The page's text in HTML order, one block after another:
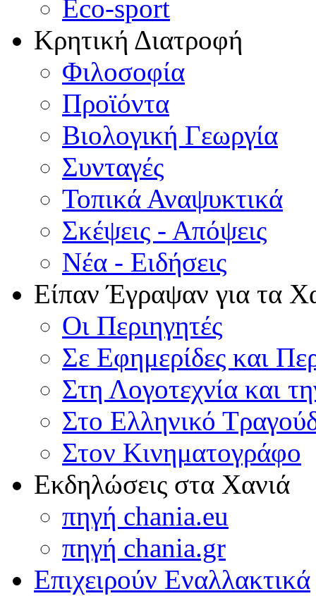
Eco-sport
Κρητική Διατροφή
Φιλοσοφία
Προϊόντα
Βιολογική Γεωργία
Συνταγές
Τοπικά Αναψυκτικά
Σκέψεις - Απόψεις
Νέα - Ειδήσεις
Είπαν Έγραψαν για τα
Οι Περιηγητές
Σε Εφημερίδες και
Στη Λογοτεχνία και
Στο Ελληνικό
Στον Κινηματογράφο
Εκδηλώσεις στα Χανιά
πηγή chania.eu
πηγή chania.gr
Επιχειρούν Εναλλακτικά